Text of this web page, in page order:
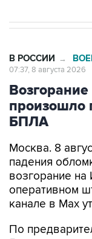
В РОССИИ →
07:37, 8 августа 2026
произошло
БПЛА
Москва. 8
падения
возгорание
оперативном
канале в Max
По